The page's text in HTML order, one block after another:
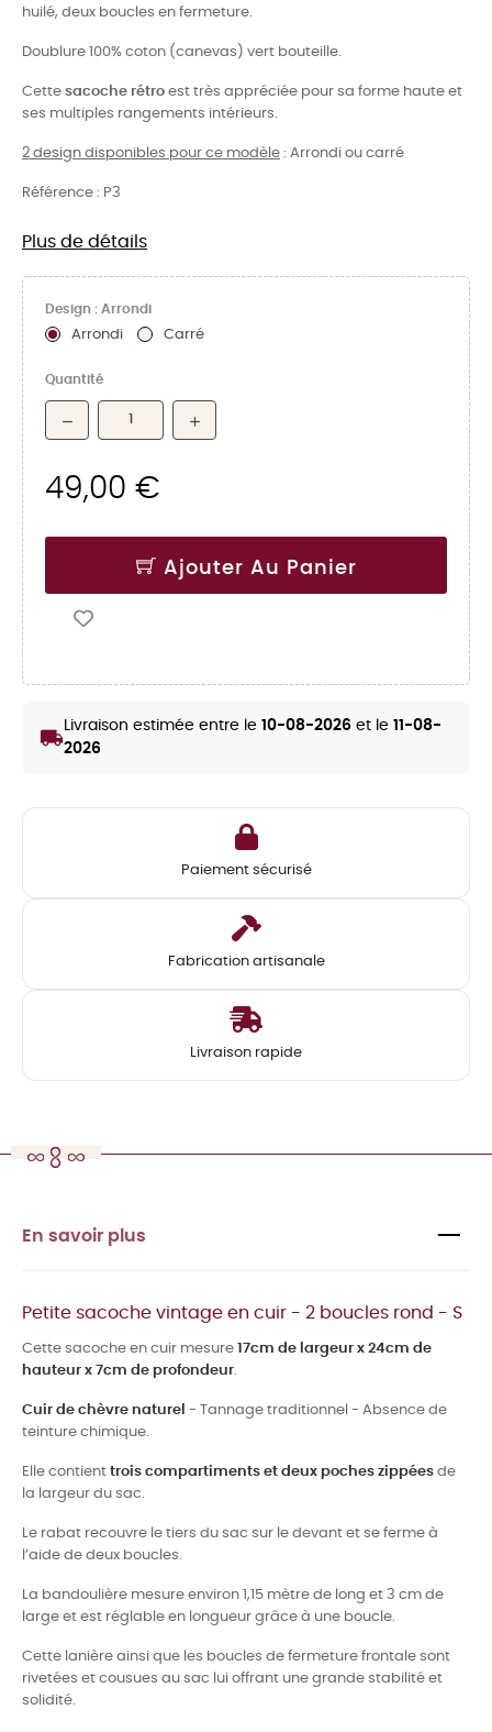
huilé, deux boucles en fermeture.
Doublure 100% coton (canevas) vert bouteille.
Cette sacoche rétro est très appréciée pour sa forme haute et
ses multiples rangements intérieurs.
2 design disponibles pour ce modèle : Arrondi ou carré
Référence : P3
Plus de détails
Design : Arrondi
Arrondi Carré
Quantité
49,00 €
Ajouter Au Panier
local_shipping Livraison estimée entre le 10-08-2026 et le 11-08-
2026
Paiement sécurisé
Fabrication artisanale
Livraison rapide
En savoir plus
Petite sacoche vintage en cuir - 2 boucles rond - S
Cette sacoche en cuir mesure 17cm de largeur x 24cm de
hauteur x 7cm de profondeur.
Cuir de chèvre naturel - Tannage traditionnel - Absence de
teinture chimique.
Elle contient trois compartiments et deux poches zippées de
la largeur du sac.
Le rabat recouvre le tiers du sac sur le devant et se ferme à
l’aide de deux boucles.
La bandoulière mesure environ 1,15 mètre de long et 3 cm de
large et est réglable en longueur grâce à une boucle.
Cette lanière ainsi que les boucles de fermeture frontale sont
rivetées et cousues au sac lui offrant une grande stabilité et
solidité.